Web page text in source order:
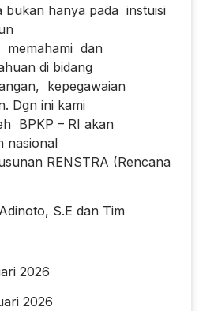
hanya pada instuisi
dan
di bidang
kepegawaian
Dgn ini kami
BPKP – RI akan
nasional
RENSTRA (Rencana
S.E dan Tim
2026
2026